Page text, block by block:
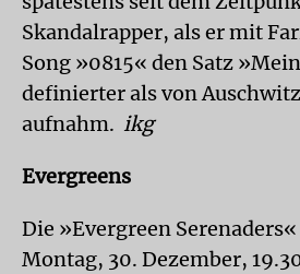
Skandalrapper, als er mit
Song »0815« den Satz
definierter als von
aufnahm. ikg
Evergreens
Die »Evergreen
Montag, 30. Dezember,